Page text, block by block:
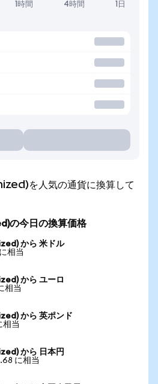
1時間 4時間 1日
を人気の通貨に換算して
の今日の換算価格
から 米ドル
相当
から ユーロ
相当
から 英ポンド
相当
から 日本円
に相当